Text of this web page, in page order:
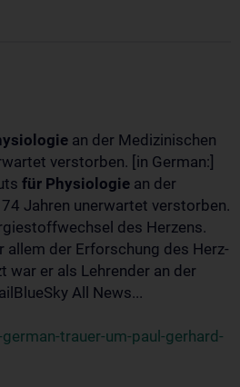
an der Medizinischen
verstorben. [in German:]
für Physiologie an der
Jahren unerwartet verstorben.
des Herzens.
allem der Erforschung des Herz-
er als Lehrender an der
All News...
trauer-um-paul-gerhard-